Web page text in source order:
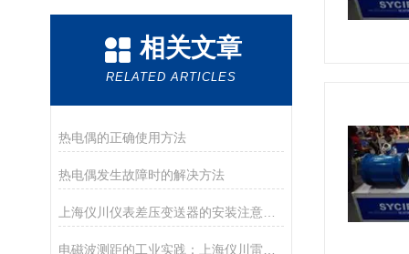
相关文章
RELATED ARTICLES
热电偶的正确使用方法
热电偶发生故障时的解决方法
上海仪川仪表差压变送器的安装注意事项